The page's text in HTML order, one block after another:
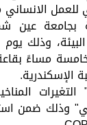
الانساني
بجامعة
مساءً
الإسكندرية.
وذلك ضمن